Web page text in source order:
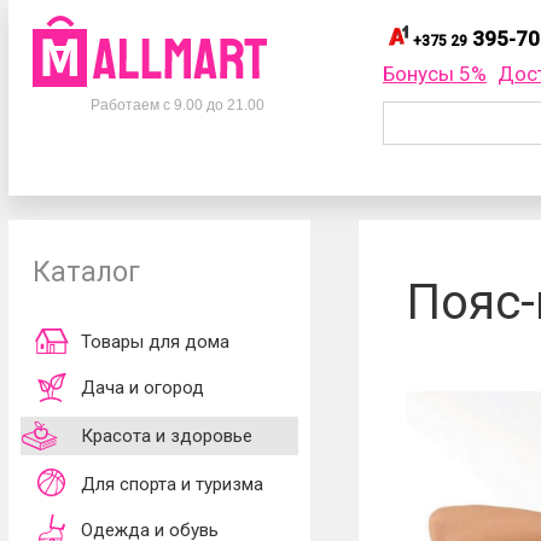
Телефоны
+375 33395-70-75
Работаем с 9.00 до 21.00
+375 29 395-
+375 29
обработки
принимаю
Бонусы 5%
Каталог
Товары для дома
Дача и огород
Красота и здоровье
Для спорта и туризма
Одежда и обувь